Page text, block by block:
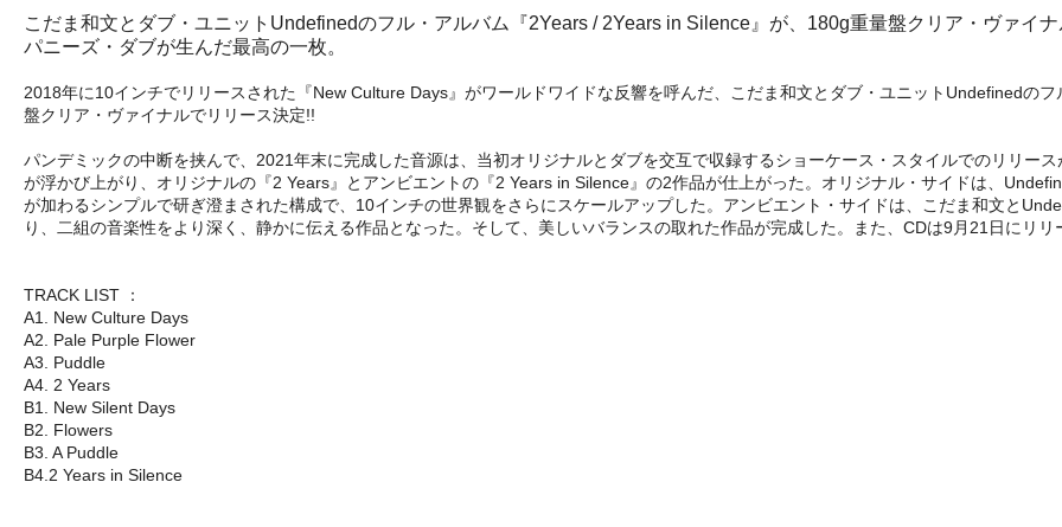
こだま和文とダブ・ユニットUndefinedのフル・アルバム『2Years / 2Years in Silence』が、180g重量盤クリア・ヴァイ
パニーズ・ダブが生んだ最高の一枚。
2018年に10インチでリリースされた『New Culture Days』がワールドワイドな反響を呼んだ、こだま和文とダブ・ユニットUndefinedの
盤クリア・ヴァイナルでリリース決定!!
パンデミックの中断を挟んで、2021年末に完成した音源は、当初オリジナルとダブを交互で収録するショーケース・スタイルでのリリー
が浮かび上がり、オリジナルの『2 Years』とアンビエントの『2 Years in Silence』の2作品が仕上がった。オリジナル・サイドは、
が加わるシンプルで研ぎ澄まされた構成で、10インチの世界観をさらにスケールアップした。アンビエント・サイドは、こだま和文と
り、二組の音楽性をより深く、静かに伝える作品となった。そして、美しいバランスの取れた作品が完成した。また、CDは9月21日にリ
TRACK LIST ：
A1. New Culture Days
A2. Pale Purple Flower
A3. Puddle
A4. 2 Years
B1. New Silent Days
B2. Flowers
B3. A Puddle
B4.2 Years in Silence